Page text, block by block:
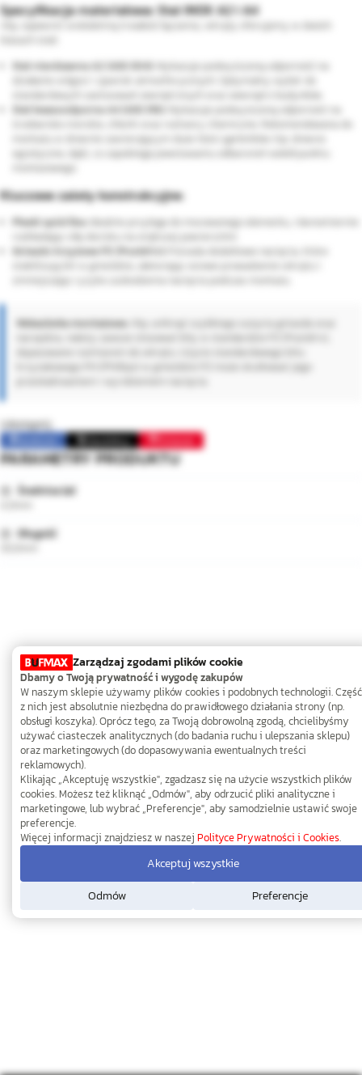
Specyfikacja materiałowa: Stal INOX A2 i A4
Aby zapewnić wieloletnią trwałość łączenia, wkręty oferujemy w dwóch
Stal nierdzewna A2 (AISI 304):
Wykazuje podwyższoną odporność na
działanie wilgoci i zjawisk atmosferycznych. Optymalny wybór do
Stal kwasoodporna A4 (AISI 316):
montażu w drewnie zawierającym duże ilości garbników (np. drewno
egzotyczne, dąb), co zapobiega powstawaniu odbarwień wokół punktu
montażowego.
Kluczowe zalety konstrukcyjne:
Płaski spód łba:Idealnie przylega do mocowanego elementu, równomiernie
Gniazdo krzyżowe PZ (Pozidriv):
Posiada dodatkowe nacięcia, które
stabilizują bit w gnieździe, ułatwiając osiowe prowadzenie wkrętu i
zmniejszając ryzyko uszkodzenia nacięcia podczas montażu.
Wskazówka montażowa: Aby uniknąć szybkiego zużycia gniazda oraz
dopasowane rozmiarem do wkrętu. Użycie standardowego bitu
krzyżakowego PH (Phillips) w gnieździe PZ może skutkować jego
Udostępnij:
Opublikuj Pinterest
PARAMETRY PRODUKTU
Średnica (⌀)
Długość
Zarządzaj zgodami plików cookie
Dbamy o Twoją prywatność i wygodę zakupów
W naszym sklepie używamy plików cookies i podobnych technologii. Część
z nich jest absolutnie niezbędna do prawidłowego działania strony (np.
obsługi koszyka). Oprócz tego, za Twoją dobrowolną zgodą, chcielibyśmy
używać ciasteczek analitycznych (do badania ruchu i ulepszania sklepu)
oraz marketingowych (do dopasowywania ewentualnych treści
reklamowych).
Klikając „Akceptuję wszystkie", zgadzasz się na użycie wszystkich plików
cookies. Możesz też kliknąć „Odmów", aby odrzucić pliki analityczne i
marketingowe, lub wybrać „Preferencje", aby samodzielnie ustawić swoje
preferencje.
Więcej informacji znajdziesz w naszej Polityce Prywatności i Cookies.
Odmów Preferencje
Akceptuj wszystkie